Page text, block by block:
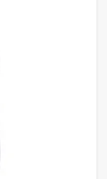
đến trải
động. Với
nghe này có
người dùng
nhất trong
bị driver